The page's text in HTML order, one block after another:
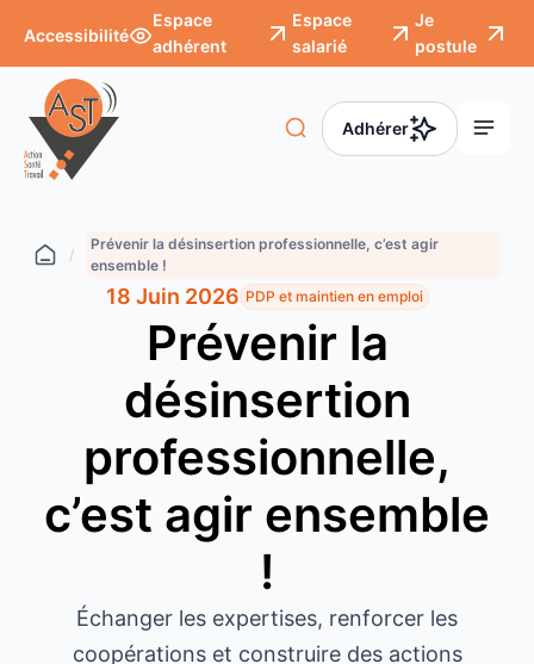
au
Accessibilité
Espace
adhérent
Espace
salarié
Je
postule
Adhérer
/
Prévenir la désinsertion professionnelle, c’est agir
ensemble !
18 Juin 2026 PDP et maintien en emploi
Prévenir la
désinsertion
professionnelle,
c’est agir ensemble
!
Échanger les expertises, renforcer les
coopérations et construire des actions
Panneau de gestion des cookies